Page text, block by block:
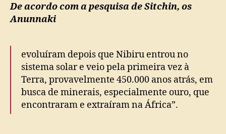
De acordo com a pesquisa de Sitchin, os
Anunnaki
evoluíram depois que Nibiru entrou no
sistema solar e veio pela primeira vez à
Terra, provavelmente 450.000 anos atrás, em
busca de minerais, especialmente ouro, que
encontraram e extraíram na África”.